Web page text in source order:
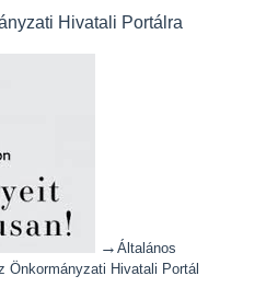
Hivatali Portálra
→ Általános
Önkormányzati Hivatali Portál